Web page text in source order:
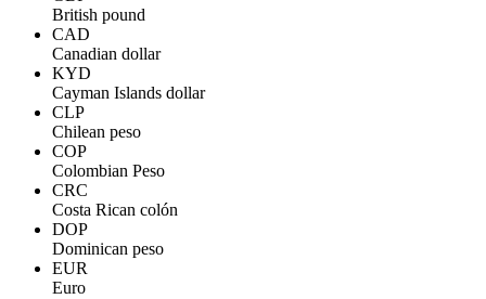
British pound
CAD
Canadian dollar
KYD
Cayman Islands dollar
CLP
Chilean peso
COP
Colombian Peso
CRC
Costa Rican colón
DOP
Dominican peso
EUR
Euro